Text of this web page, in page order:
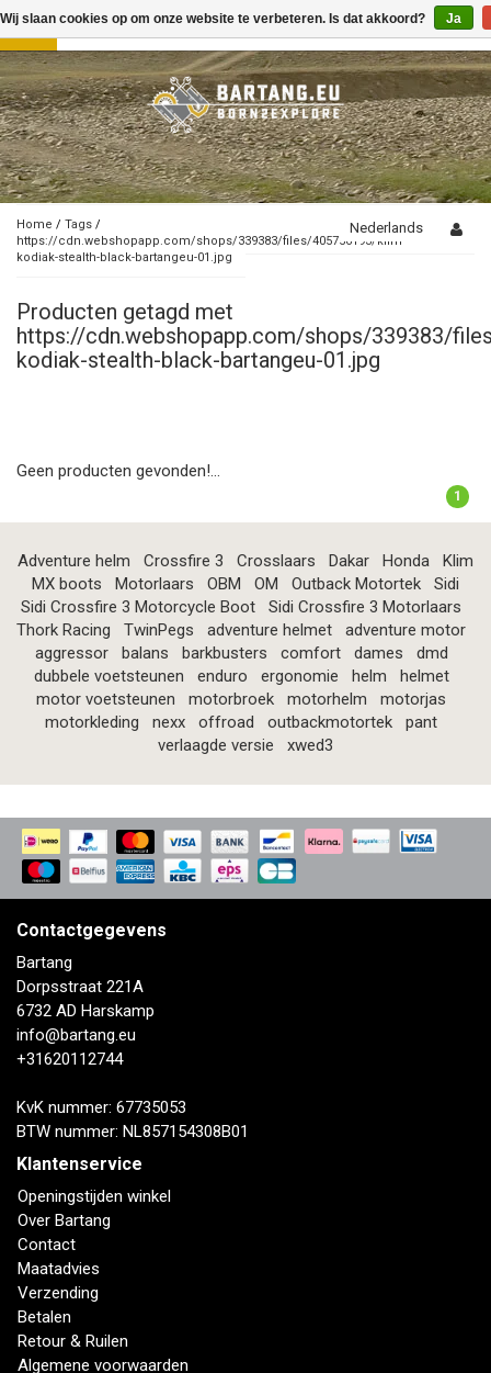
Toggle
navigation
Home / Tags /
https://cdn.webshopapp.com/shops/339383/files/405756193/klim-
kodiak-stealth-black-bartangeu-01.jpg
Nederlands
Producten getagd met
https://cdn.webshopapp.com/shops/339383/
kodiak-stealth-black-bartangeu-01.jpg
Geen producten gevonden!...
1
Adventure helm Crossfire 3 Crosslaars Dakar Honda
Klim
MX boots
Motorlaars OBM OM Outback Motortek
Sidi
Sidi Crossfire 3 Motorcycle Boot
Sidi Crossfire 3 Motorlaars
Thork Racing
TwinPegs adventure helmet
adventure motor
aggressor
balans barkbusters comfort dames
dmd
dubbele voetsteunen
enduro ergonomie helm
helmet
motor voetsteunen
motorbroek motorhelm
motorjas
motorkleding
nexx offroad outbackmotortek
pant
verlaagde versie
xwed3
Contactgegevens
Bartang
Dorpsstraat 221A
6732 AD Harskamp
info@bartang.eu
+31620112744
KvK nummer: 67735053
BTW nummer: NL857154308B01
Klantenservice
Openingstijden winkel
Over Bartang
Contact
Maatadvies
Verzending
Betalen
Retour & Ruilen
Algemene voorwaarden
Wij slaan cookies op om onze website te verbeteren. Is dat akkoord? Ja